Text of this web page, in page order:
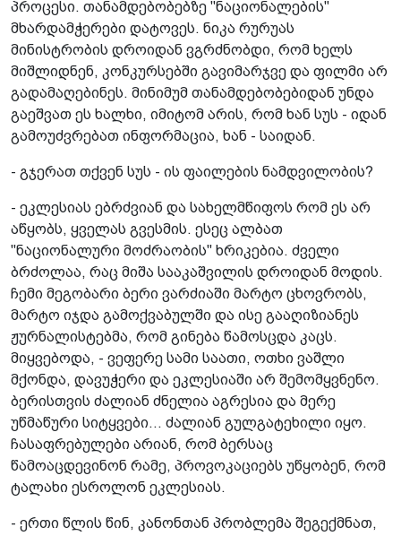
პროცესი. თანამდებობებზე "ნაციონალების"
მხარდამჭერები დატოვეს. ნიკა რურუას
მინისტრობის დროიდან ვგრძნობდი, რომ ხელს
მიშლიდნენ, კონკურსებში გავიმარჯვე და ფილმი არ
გადამაღებინეს. მინიმუმ თანამდებობებიდან უნდა
გაეშვათ ეს ხალხი, იმიტომ არის, რომ ხან სუს - იდან
გამოუძვრებათ ინფორმაცია, ხან - საიდან.
- გჯერათ თქვენ სუს - ის ფაილების ნამდვილობის?
- ეკლესიას ებრძვიან და სახელმწიფოს რომ ეს არ
აწყობს, ყველას გვესმის. ესეც ალბათ
"ნაციონალური მოძრაობის" ხრიკებია. ძველი
ბრძოლაა, რაც მიშა სააკაშვილის დროიდან მოდის.
ჩემი მეგობარი ბერი ვარძიაში მარტო ცხოვრობს,
მარტო იჯდა გამოქვაბულში და ისე გააღიზიანეს
ჟურნალისტებმა, რომ გინება წამოსცდა კაცს.
მიყვებოდა, - ვეფერე სამი საათი, ოთხი ვაშლი
მქონდა, დავუჭერი და ეკლესიაში არ შემომყვნენო.
ბერისთვის ძალიან ძნელია აგრესია და მერე
უწმაწური სიტყვები... ძალიან გულგატეხილი იყო.
ჩასაფრებულები არიან, რომ ბერსაც
წამოაცდევინონ რამე, პროვოკაციებს უწყობენ, რომ
ტალახი ესროლონ ეკლესიას.
- ერთი წლის წინ, კანონთან პრობლემა შეგექმნათ,